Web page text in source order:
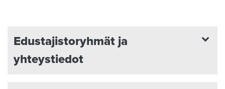
Edustajistoryhmät ja
yhteystiedot